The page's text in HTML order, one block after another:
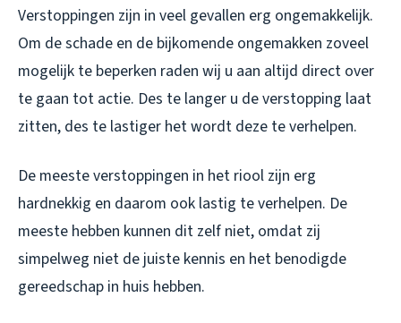
Verstoppingen zijn in veel gevallen erg ongemakkelijk.
Om de schade en de bijkomende ongemakken zoveel
mogelijk te beperken raden wij u aan altijd direct over
te gaan tot actie. Des te langer u de verstopping laat
zitten, des te lastiger het wordt deze te verhelpen.
De meeste verstoppingen in het riool zijn erg
hardnekkig en daarom ook lastig te verhelpen. De
meeste hebben kunnen dit zelf niet, omdat zij
simpelweg niet de juiste kennis en het benodigde
gereedschap in huis hebben.